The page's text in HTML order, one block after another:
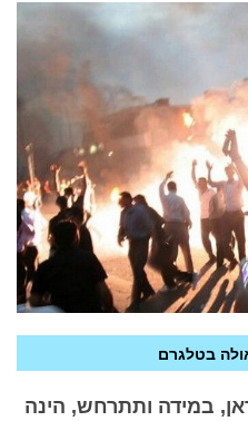
בטלגרם
במידה ותתרחש, הינה